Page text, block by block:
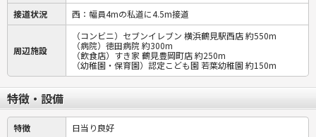
接道状況 西：幅員4mの私道に4.5m接道
周辺施設
（コンビニ）セブンイレブン 横浜鶴見駅西店 約550m
（病院）徳田病院 約300m
（飲食店）すき家 鶴見豊岡町店 約250m
（幼稚園・保育園）認定こども園 若葉幼稚園 約150m
特徴・設備
特徴
日当り良好